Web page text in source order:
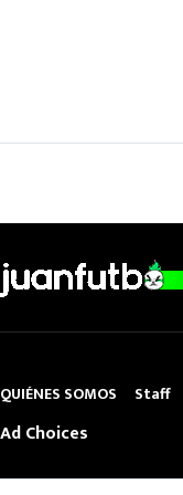
QUIÉNES SOMOS Staff
Ad Choices